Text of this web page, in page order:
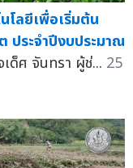
โลยีเพื่อเริ่มต้น
ประจำปีงบประมาณ
ด็ศ จันทรา ผู้ช่... 25